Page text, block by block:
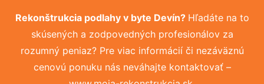
Rekonštrukcia podlahy v byte Devín? Hľadáte na to
skúsených a zodpovedných profesionálov za
rozumný peniaz? Pre viac informácií či nezáväznú
cenovú ponuku nás neváhajte kontaktovať –